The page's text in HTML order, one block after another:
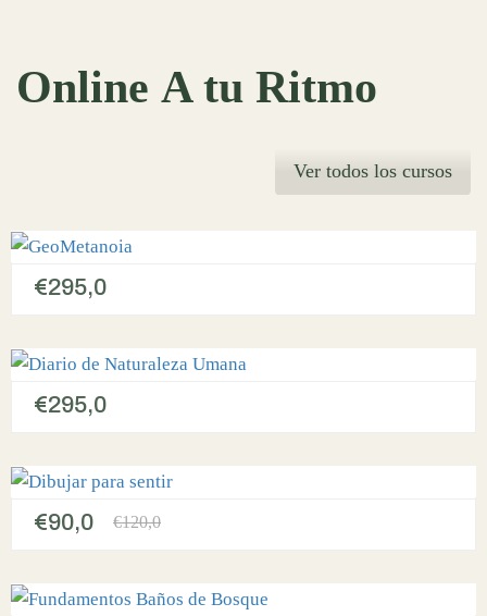
Online A tu Ritmo
Ver todos los cursos
€295,0
€295,0
€120,0
€90,0